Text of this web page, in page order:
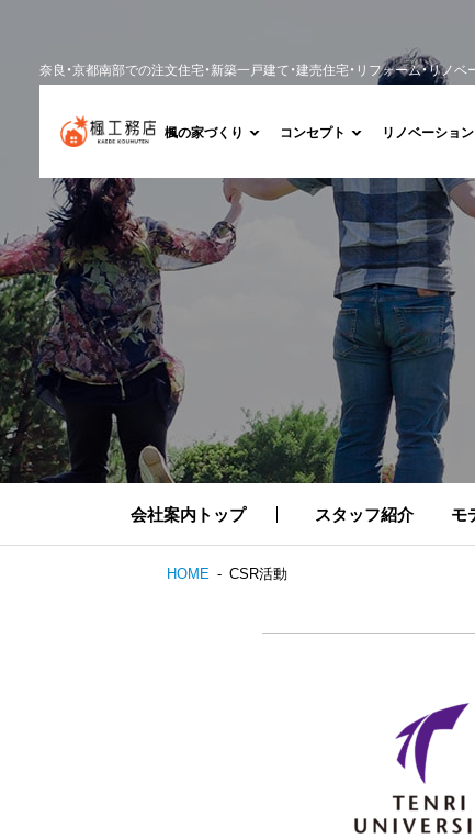
奈良・京都南部での注文住宅・新築一戸建て・建売住宅・リフォーム・リノ
楓の家づくり コンセプト リノベーション
会社案内トップ スタッフ紹介 モ
HOME CSR活動